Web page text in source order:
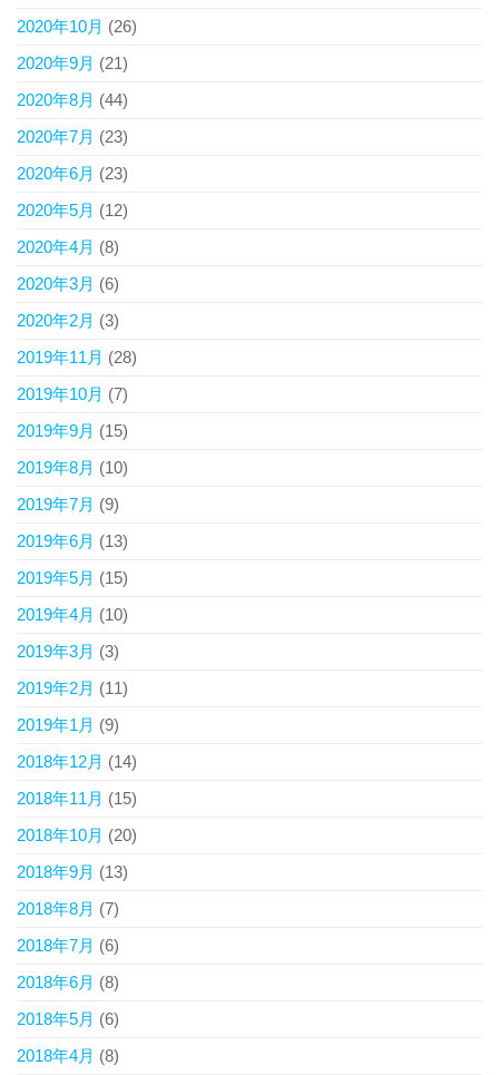
2020年10月 (26)
2020年9月 (21)
2020年8月 (44)
2020年7月 (23)
2020年6月 (23)
2020年5月 (12)
2020年4月 (8)
2020年3月 (6)
2020年2月 (3)
2019年11月 (28)
2019年10月 (7)
2019年9月 (15)
2019年8月 (10)
2019年7月 (9)
2019年6月 (13)
2019年5月 (15)
2019年4月 (10)
2019年3月 (3)
2019年2月 (11)
2019年1月 (9)
2018年12月 (14)
2018年11月 (15)
2018年10月 (20)
2018年9月 (13)
2018年8月 (7)
2018年7月 (6)
2018年6月 (8)
2018年5月 (6)
2018年4月 (8)